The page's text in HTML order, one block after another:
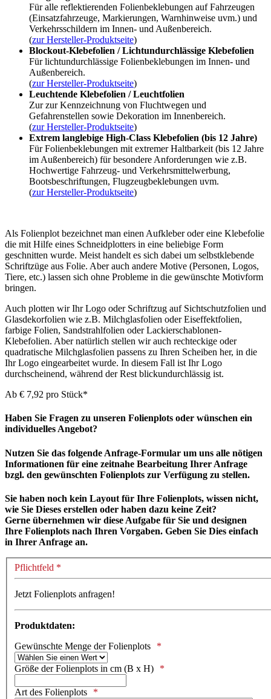
Für alle reflektierenden Folienbeklebungen auf Fahrzeugen
(Einsatzfahrzeuge, Markierungen, Warnhinweise uvm.) und
Verkehrsschildern im Innen- und Außenbereich.
(zur Hersteller-Produktseite)
Blockout-Klebefolien / Lichtundurchlässige Klebefolien
Für lichtundurchlässige Folienbeklebungen im Innen- und
Außenbereich.
(zur Hersteller-Produktseite)
Leuchtende Klebefolien / Leuchtfolien
Zur zur Kennzeichnung von Fluchtwegen und
Gefahrenstellen sowie Dekoration im Innenbereich.
(zur Hersteller-Produktseite)
Extrem langlebige High-Class Klebefolien (bis 12 Jahre)
Für Folienbeklebungen mit extremer Haltbarkeit (bis 12 Jahre
im Außenbereich) für besondere Anforderungen wie z.B.
Hochwertige Fahrzeug- und Verkehrsmittelwerbung,
Bootsbeschriftungen, Flugzeugbeklebungen uvm.
(zur Hersteller-Produktseite)
Als Folienplot bezeichnet man einen Aufkleber oder eine Klebefolie
die mit Hilfe eines Schneidplotters in eine beliebige Form
geschnitten wurde. Meist handelt es sich dabei um selbstklebende
Schriftzüge aus Folie. Aber auch andere Motive (Personen, Logos,
Tiere, etc.) lassen sich ohne Probleme in die gewünschte Motivform
bringen.
Auch plotten wir Ihr Logo oder Schriftzug auf Sichtschutzfolien und
Glasdekorfolien wie z.B. Milchglasfolien oder Eiseffektfolien,
farbige Folien, Sandstrahlfolien oder Lackierschablonen-
Klebefolien. Aber natürlich stellen wir auch rechteckige oder
quadratische Milchglasfolien passens zu Ihren Scheiben her, in die
Ihr Logo eingearbeitet wurde. In diesem Fall ist Ihr Logo
durchscheinend, während der Rest blickundurchlässig ist.
Ab € 7,92 pro Stück*
Haben Sie Fragen zu unseren Folienplots oder wünschen ein
individuelles Angebot?
Nutzen Sie das folgende Anfrage-Formular um uns alle nötigen
Informationen für eine zeitnahe Bearbeitung Ihrer Anfrage
bzgl. den gewünschten Folienplots zur Verfügung zu stellen.
Sie haben noch kein Layout für Ihre Folienplots, wissen nicht,
wie Sie Dieses erstellen oder haben dazu keine Zeit?
Gerne übernehmen wir diese Aufgabe für Sie und designen
Ihre Folienplots nach Ihren Vorgaben. Geben Sie Dies einfach
in Ihrer Anfrage an.
Pflichtfeld *
Jetzt Folienplots anfragen!
Produktdaten:
Gewünschte Menge der Folienplots
Größe der Folienplots in cm (B x H)
Art des Folienplots